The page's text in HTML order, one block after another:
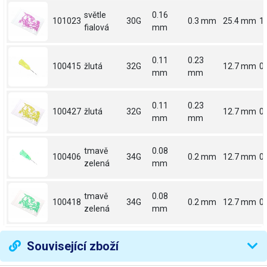
101023
světle
fialová
30G
0.16
mm
0.3 mm 25.4 mm 1
100415 žlutá 32G
0.11
mm
0.23
mm
12.7 mm
100427 žlutá 32G
0.11
mm
0.23
mm
12.7 mm
100406
tmavě
zelená
34G
0.08
mm
0.2 mm 12.7 mm
100418
tmavě
zelená
34G
0.08
mm
0.2 mm 12.7 mm
Související zboží